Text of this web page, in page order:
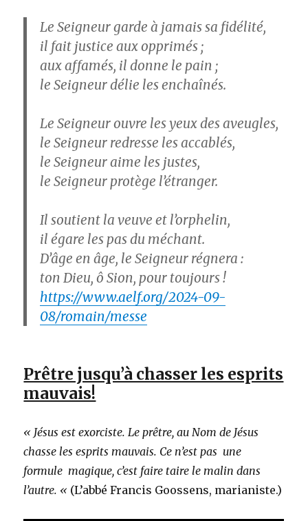
Le Seigneur garde à jamais sa fidélité,
il fait justice aux opprimés ;
aux affamés, il donne le pain ;
le Seigneur délie les enchaînés.
Le Seigneur ouvre les yeux des aveugles,
le Seigneur redresse les accablés,
le Seigneur aime les justes,
le Seigneur protège l’étranger.
Il soutient la veuve et l’orphelin,
il égare les pas du méchant.
D’âge en âge, le Seigneur régnera :
ton Dieu, ô Sion, pour toujours !
https://www.aelf.org/2024-09-
08/romain/messe
Prêtre jusqu’à chasser les esprits
mauvais!
« Jésus est exorciste. Le prêtre, au Nom de Jésus
chasse les esprits mauvais. Ce n’est pas une
formule magique, c’est faire taire le malin dans
l’autre. « (L’abbé Francis Goossens, marianiste.)